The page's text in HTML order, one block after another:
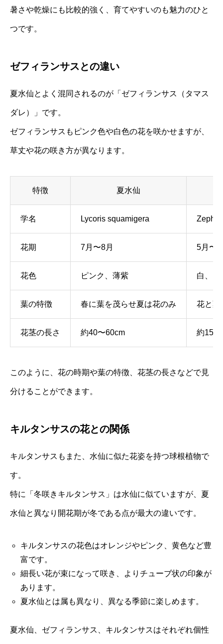
暑さや乾燥にも比較的強く、育てやすいのも魅力のひと
つです。
ゼフィランサスとの違い
夏水仙とよく混同されるのが「ゼフィランサス（タマス
ダレ）」です。
ゼフィランサスもピンク色や白色の花を咲かせますが、
草丈や花の咲き方が異なります。
特徴 夏水仙
学名 Lycoris squamigera
花期 7月〜8月 5月〜
花色 ピンク、薄紫 白、ピ
葉の特徴 春に葉を茂らせ夏は花のみ 花と葉
花茎の長さ 約40〜60cm 約15
このように、花の時期や葉の特徴、花茎の長さなどで見
分けることができます。
キルタンサスの花との関係
キルタンサスもまた、水仙に似た花姿を持つ球根植物で
す。
特に「冬咲きキルタンサス」は水仙に似ていますが、夏
水仙と異なり開花期が冬である点が最大の違いです。
キルタンサスの花色はオレンジやピンク、黄色など豊
富です。
細長い花が束になって咲き、よりチューブ状の印象が
あります。
夏水仙とは属も異なり、異なる季節に楽しめます。
夏水仙、ゼフィランサス、キルタンサスはそれぞれ個性